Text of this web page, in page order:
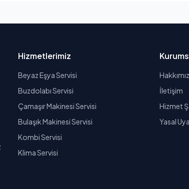
Hizmetlerimiz
Beyaz Eşya Servisi
Buzdolabı Servisi
Çamaşır Makinesi Servisi
Bulaşık Makinesi Servisi
Kombi Servisi
Klima Servisi
İletişim
Hizmet
Yasal